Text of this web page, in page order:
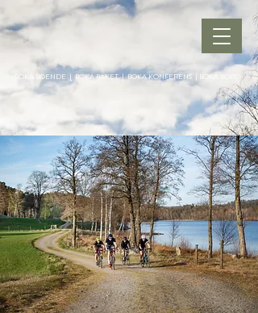
BOKA BOENDE | BOKA PAKET|BOKA KONFERENS | BOKA BORD